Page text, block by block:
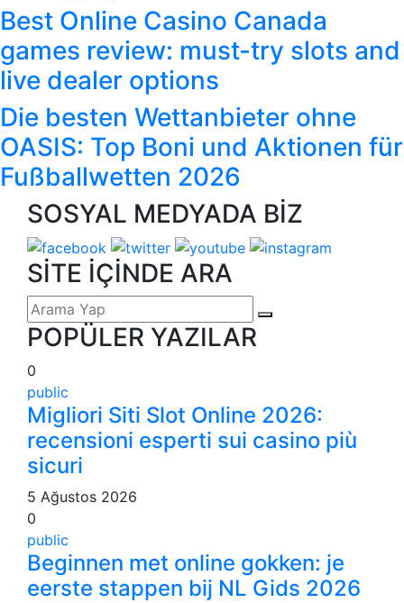
Best Online Casino Canada
games review: must-try slots and
live dealer options
Die besten Wettanbieter ohne
OASIS: Top Boni und Aktionen für
Fußballwetten 2026
SOSYAL MEDYADA BİZ
SİTE İÇİNDE ARA
POPÜLER YAZILAR
0
public
Migliori Siti Slot Online 2026:
recensioni esperti sui casino più
sicuri
5 Ağustos 2026
0
public
Beginnen met online gokken: je
eerste stappen bij NL Gids 2026